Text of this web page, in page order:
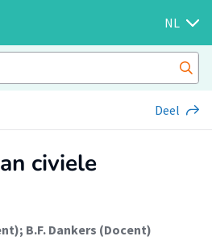
NL
Deel
civiele
; B.F. Dankers (Docent)